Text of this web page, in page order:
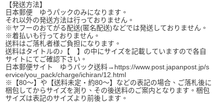
【発送方法】
日本郵便 ゆうパックのみになります。
それ以外の発送方法は行っておりません。
※ヤフーのおてがる配送(匿名配送)などでは発送しておりません。
※着払いも行っておりません。
送料はご落札者様ご負担になります。
送料はタイトルの♪【 】の中にサイズを記載していますので各自
サイトにてご確認下さい。
日本郵便サイト ゆうパック送料→https://www.post.japanpost.jp/s
ervice/you_pack/charge/ichiran/12.html
※【80～】や【送料未定・約80～】などの表記の場合、ご落札後に
梱包してからサイズを測り、その後送料のご案内となります。梱包
サイズは表記のサイズより前後します。